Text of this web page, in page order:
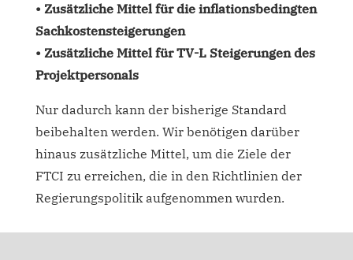
• Zusätzliche Mittel für die inflationsbedingten
Sachkostensteigerungen
• Zusätzliche Mittel für TV-L Steigerungen des
Projektpersonals
Nur dadurch kann der bisherige Standard
beibehalten werden. Wir benötigen darüber
hinaus zusätzliche Mittel, um die Ziele der
FTCI zu erreichen, die in den Richtlinien der
Regierungspolitik aufgenommen wurden.